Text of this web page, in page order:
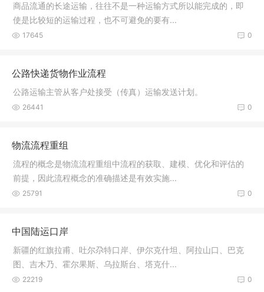
商品流通的长途运输，往往不是一种运输方式所以能完成的，即
使是比较短的运输过程，也不可避免的要有...
0
17645
公路快递货物作业流程
公路运输主管从客户处接受（传真）运输发送计划。
0
26441
物流流程重组
流程的概念是物流流程重组中流程的获取、建模、优化和评估的
前提，因此流程概念的准确描述是有效实施...
0
25791
中国陆运口岸
新疆的红旗拉甫、吐尔尕特口岸、伊尔克什坦、阿拉山口、巴克
图、吉木乃、霍尔果斯、乌拉斯台、塔克什...
0
22219